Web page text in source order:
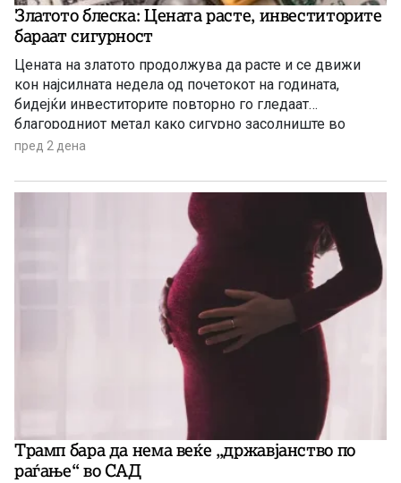
Златото блеска: Цената расте, инвеститорите
бараат сигурност
Цената на златото продолжува да расте и се движи
кон најсилната недела од почетокот на годината,
бидејќи инвеститорите повторно го гледаат
благородниот метал како сигурно засолниште во
услови на глобална економска неизвесност.
пред 2 дена
Трамп бара да нема веќе „државјанство по
раѓање“ во САД